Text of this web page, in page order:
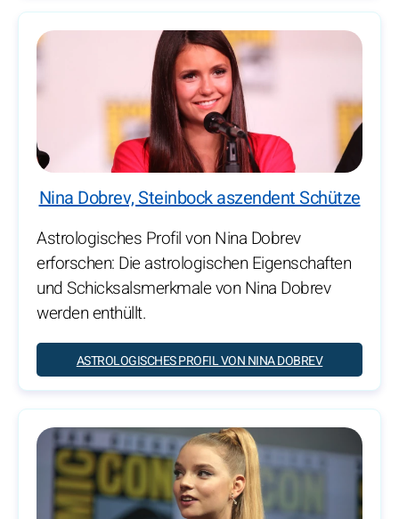
Nina Dobrev, Steinbock aszendent Schütze
Astrologisches Profil von Nina Dobrev
erforschen: Die astrologischen Eigenschaften
und Schicksalsmerkmale von Nina Dobrev
werden enthüllt.
ASTROLOGISCHES PROFIL VON NINA DOBREV